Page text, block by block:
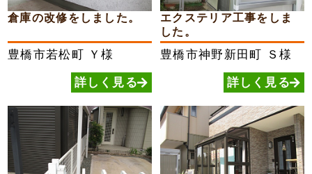
倉庫の改修をしました。
豊橋市若松町 Ｙ様
詳しく見る
エクステリア工事をしま
した。
豊橋市神野新田町 Ｓ様
詳しく見る